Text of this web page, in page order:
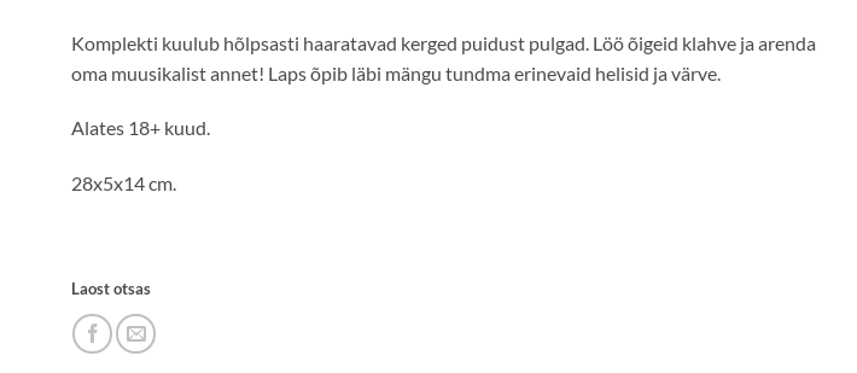
Komplekti kuulub hõlpsasti haaratavad kerged puidust pulgad. Löö õigeid klahve ja arenda
oma muusikalist annet! Laps õpib läbi mängu tundma erinevaid helisid ja värve.
Alates 18+ kuud.
28x5x14 cm.
Laost otsas